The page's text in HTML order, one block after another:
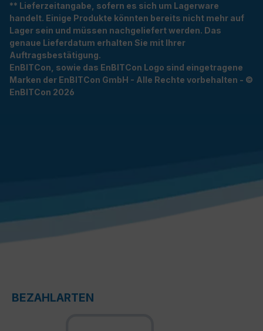
** Lieferzeitangabe, sofern es sich um Lagerware
handelt. Einige Produkte könnten bereits nicht mehr auf
Lager sein und müssen nachgeliefert werden. Das
genaue Lieferdatum erhalten Sie mit Ihrer
Auftragsbestätigung.
EnBITCon, sowie das EnBITCon Logo sind eingetragene
Marken der EnBITCon GmbH - Alle Rechte vorbehalten - ©
EnBITCon 2026
BEZAHLARTEN